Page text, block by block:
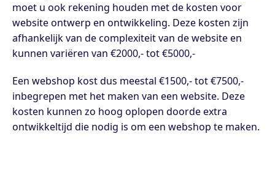
moet u ook rekening houden met de kosten voor
website ontwerp en ontwikkeling. Deze kosten zijn
afhankelijk van de complexiteit van de website en
kunnen variëren van €2000,- tot €5000,-
Een webshop kost dus meestal €1500,- tot €7500,-
inbegrepen met het maken van een website. Deze
kosten kunnen zo hoog oplopen doorde extra
ontwikkeltijd die nodig is om een webshop te maken.